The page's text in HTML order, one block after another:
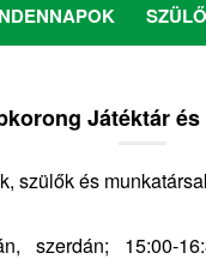
Játéktár
szülők és
szerdán; 15:00-